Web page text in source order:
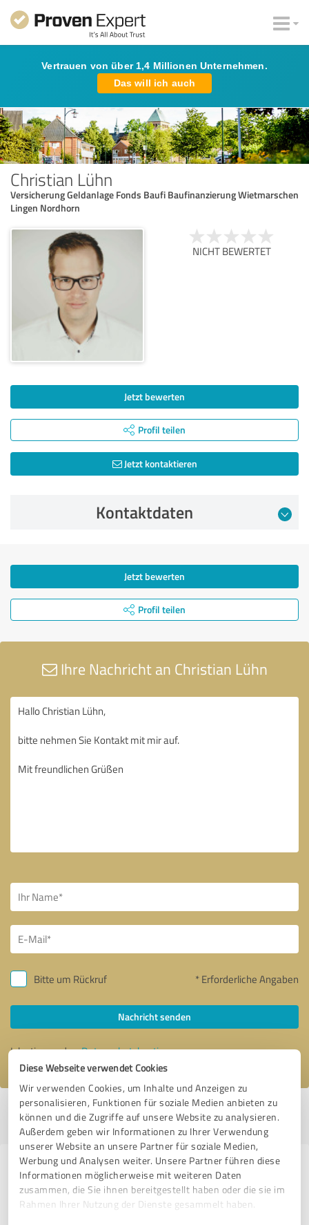
Diese Webseite verwendet Cookies
Wir verwenden Cookies, um Inhalte und Anzeigen zu
personalisieren, Funktionen für soziale Medien anbieten zu
können und die Zugriffe auf unsere Website zu analysieren.
Außerdem geben wir Informationen zu Ihrer Verwendung
unserer Website an unsere Partner für soziale Medien,
Werbung und Analysen weiter. Unsere Partner führen diese
Informationen möglicherweise mit weiteren Daten
zusammen, die Sie ihnen bereitgestellt haben oder die sie im
Rahmen Ihrer Nutzung der Dienste gesammelt haben.
Vertrauen von über 1,4 Millionen Unternehmen.
Das will ich auch
Christian Lühn
Versicherung Geldanlage Fonds Baufi Baufinanzierung Wietmarschen
Lingen Nordhorn
NICHT BEWERTET
Jetzt bewerten
Profil teilen
Jetzt kontaktieren
Kontaktdaten
Jetzt bewerten
Profil teilen
Ihre Nachricht an Christian Lühn
Bitte um Rückruf * Erforderliche Angaben
Nachricht senden
Ich stimme denDatenschutzbestimmungenzu.
Profil aktiv seit 13.10.2017 | Letzte Aktualisierung: 02.01.2024
melden
Erfahrungen zu weiteren
Anbietern aus dem Bereich
Versicherungsdienstleistungen